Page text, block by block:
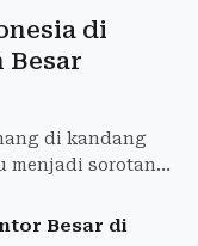
di
Besar
di kandang
menjadi sorotan
Besar di